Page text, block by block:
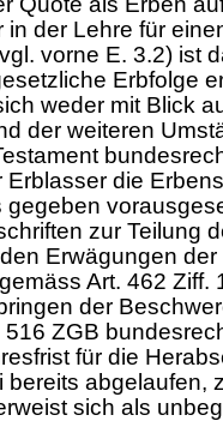
in der Lehre für
vorne E. 3.2) ist
Erbfolge
weder mit Blick
der weiteren
die
zur Teilung
Erwägungen
Art. 462 Ziff.
der
516 ZGB
für die
bereits abgelaufen,
sich als